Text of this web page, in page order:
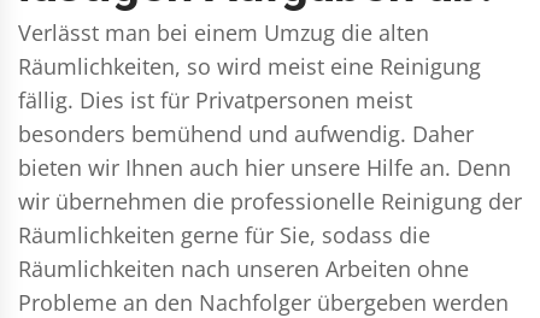
Verlässt man bei einem Umzug die alten
Räumlichkeiten, so wird meist eine Reinigung
fällig. Dies ist für Privatpersonen meist
besonders bemühend und aufwendig. Daher
bieten wir Ihnen auch hier unsere Hilfe an. Denn
wir übernehmen die professionelle Reinigung der
Räumlichkeiten gerne für Sie, sodass die
Räumlichkeiten nach unseren Arbeiten ohne
Probleme an den Nachfolger übergeben werden